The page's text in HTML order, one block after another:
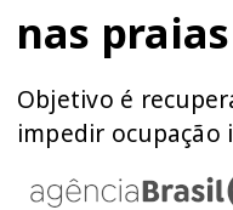
nas
Objetivo é
impedir ocupação